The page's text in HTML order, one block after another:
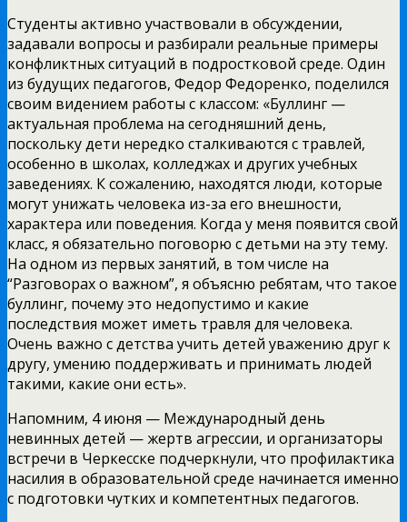
Студенты активно участвовали в обсуждении,
задавали вопросы и разбирали реальные примеры
конфликтных ситуаций в подростковой среде. Один
из будущих педагогов, Федор Федоренко, поделился
своим видением работы с классом: «Буллинг —
актуальная проблема на сегодняшний день,
поскольку дети нередко сталкиваются с травлей,
особенно в школах, колледжах и других учебных
заведениях. К сожалению, находятся люди, которые
могут унижать человека из-за его внешности,
характера или поведения. Когда у меня появится свой
класс, я обязательно поговорю с детьми на эту тему.
На одном из первых занятий, в том числе на
“Разговорах о важном”, я объясню ребятам, что такое
буллинг, почему это недопустимо и какие
последствия может иметь травля для человека.
Очень важно с детства учить детей уважению друг к
другу, умению поддерживать и принимать людей
такими, какие они есть».
Напомним, 4 июня — Международный день
невинных детей — жертв агрессии, и организаторы
встречи в Черкесске подчеркнули, что профилактика
насилия в образовательной среде начинается именно
с подготовки чутких и компетентных педагогов.